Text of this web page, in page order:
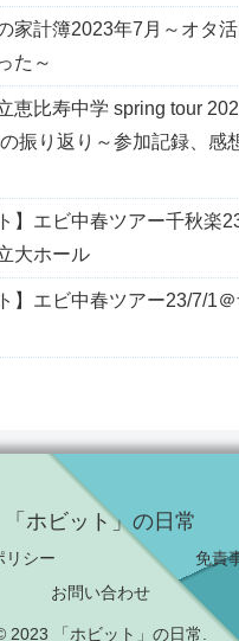
家計簿2023年7月～オタ
た～
恵比寿中学 spring tour
振り返り～参加記録、感
】エビ中春ツアー千秋楽
大ホール
】エビ中春ツアー23/7/1
「ホビット」の日常
リシー
免責
お問い合わせ
2023 「ホビット」の日常.